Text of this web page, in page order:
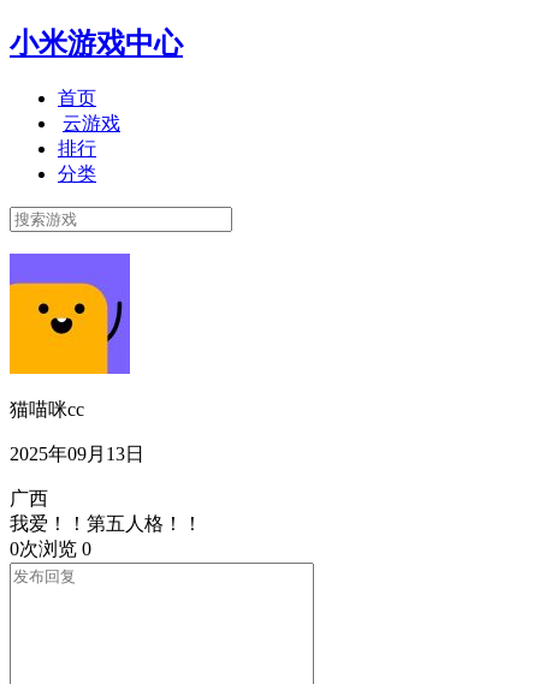
小米游戏中心
首页
云游戏
排行
分类
猫喵咪cc
2025年09月13日
广西
我爱！！第五人格！！
0次浏览 0